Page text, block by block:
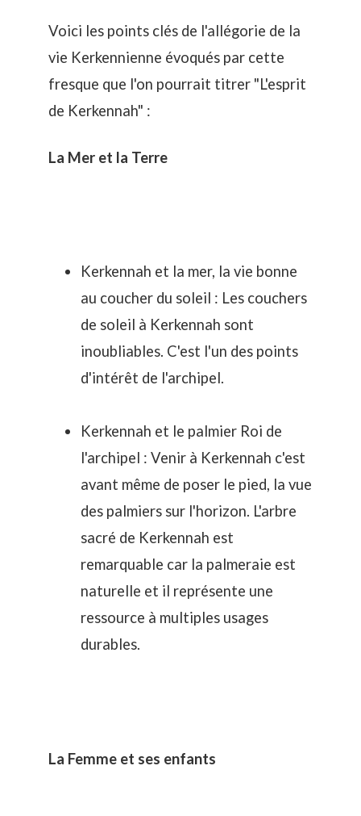
Voici les points clés de l'allégorie de la
vie Kerkennienne évoqués par cette
fresque que l'on pourrait titrer "L'esprit
de Kerkennah" :
La Mer et la Terre
Kerkennah et la mer, la vie bonne
au coucher du soleil : Les couchers
de soleil à Kerkennah sont
inoubliables. C'est l'un des points
d'intérêt de l'archipel.
Kerkennah et le palmier Roi de
l'archipel : Venir à Kerkennah c'est
avant même de poser le pied, la vue
des palmiers sur l'horizon. L'arbre
sacré de Kerkennah est
remarquable car la palmeraie est
naturelle et il représente une
ressource à multiples usages
durables.
La Femme et ses enfants